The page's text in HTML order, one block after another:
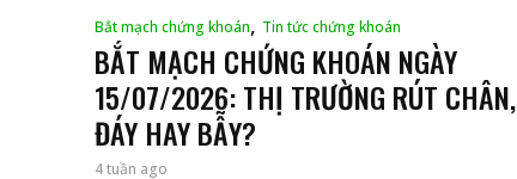
Bắt mạch chứng khoán, Tin tức chứng khoán
BẮT MẠCH CHỨNG KHOÁN NGÀY
15/07/2026: THỊ TRƯỜNG RÚT CHÂN,
ĐÁY HAY BẪY?
4 tuần ago